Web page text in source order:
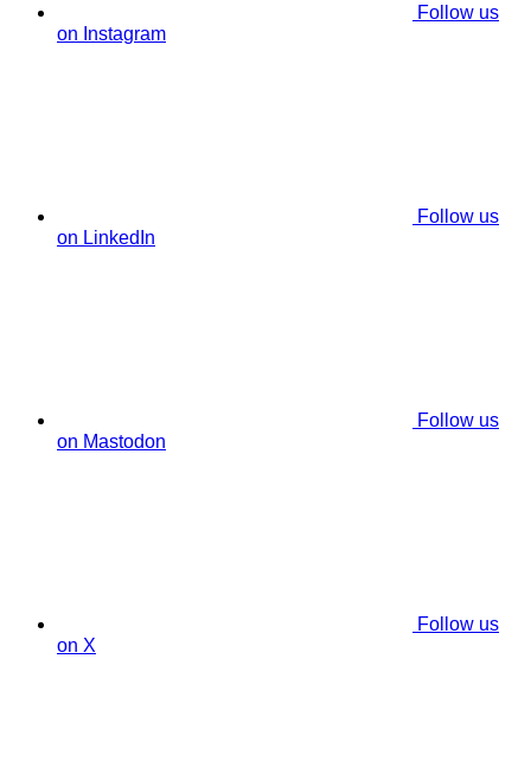
Follow us
on Instagram
Follow us
on LinkedIn
Follow us
on Mastodon
Follow us
on X